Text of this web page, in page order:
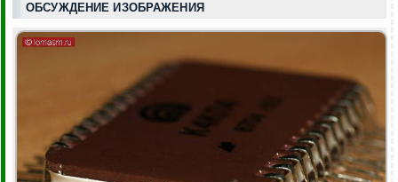
ОБСУЖДЕНИЕ ИЗОБРАЖЕНИЯ